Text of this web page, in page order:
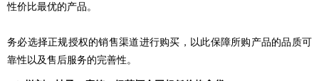
性价比最优的产品。
务必选择正规授权的销售渠道进行购买，以此保障所购产品的品质可
靠性以及售后服务的完善性。